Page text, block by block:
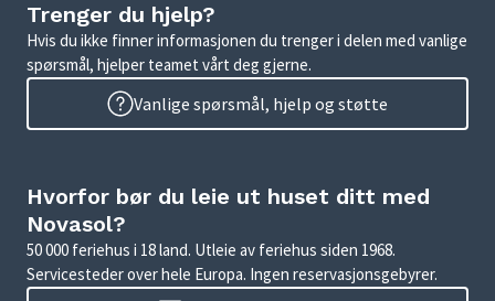
Trenger du hjelp?
Hvis du ikke finner informasjonen du trenger i delen med vanlige
spørsmål, hjelper teamet vårt deg gjerne.
Vanlige spørsmål, hjelp og støtte
Hvorfor bør du leie ut huset ditt med
Novasol?
50 000 feriehus i 18 land. Utleie av feriehus siden 1968.
Servicesteder over hele Europa. Ingen reservasjonsgebyrer.